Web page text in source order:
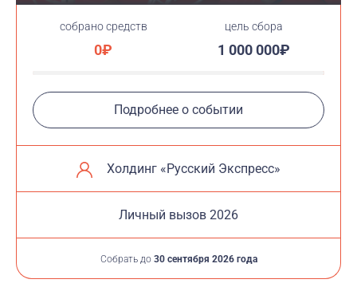
cобрано средств
0₽
цель сбора
1 000 000₽
Подробнее о событии
Холдинг «Русский Экспресс»
Личный вызов 2026
Собрать до 30 сентября 2026 года